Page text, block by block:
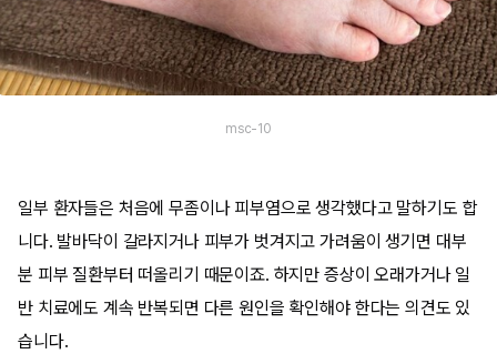
msc-10
일부 환자들은 처음에 무좀이나 피부염으로 생각했다고 말하기도 합
니다. 발바닥이 갈라지거나 피부가 벗겨지고 가려움이 생기면 대부
분 피부 질환부터 떠올리기 때문이죠. 하지만 증상이 오래가거나 일
반 치료에도 계속 반복되면 다른 원인을 확인해야 한다는 의견도 있
습니다.